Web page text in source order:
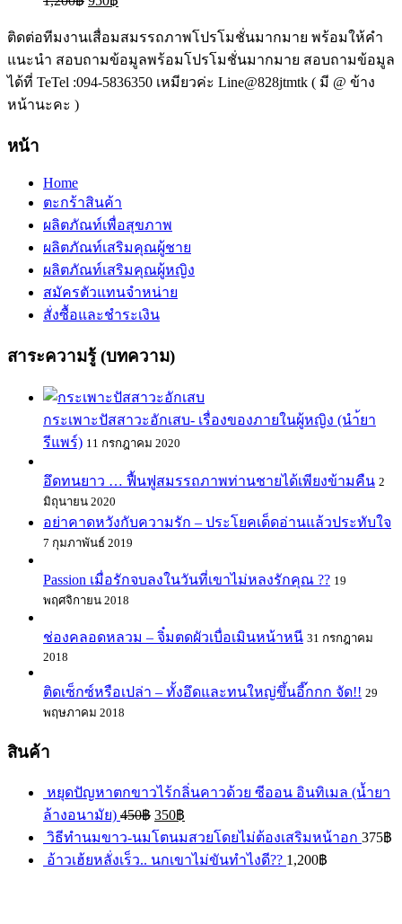
ติดต่อทีมงานเสื่อมสมรรถภาพโปรโมชั่นมากมาย พร้อมให้คำ
แนะนำ สอบถามข้อมูลพร้อมโปรโมชั่นมากมาย สอบถามข้อมูล
ได้ที่ TeTel :094-5836350 เหมียวค่ะ Line@828jtmtk ( มี @ ข้าง
หน้านะคะ )
หน้า
Home
ตะกร้าสินค้า
ผลิตภัณท์เพื่อสุขภาพ
ผลิตภัณท์เสริมคุณผู้ชาย
ผลิตภัณท์เสริมคุณผู้หญิง
สมัครตัวแทนจำหน่าย
สั่งซื้อและชำระเงิน
สาระความรู้ (บทความ)
กระเพาะปัสสาวะอักเสบ- เรื่องของภายในผู้หญิง (นำ้ยา
รีแพร์) 11 กรกฎาคม 2020
อึดทนยาว … ฟื้นฟูสมรรถภาพท่านชายได้เพียงข้ามคืน 2
มิถุนายน 2020
อย่าคาดหวังกับความรัก – ประโยคเด็ดอ่านแล้วประทับใจ
7 กุมภาพันธ์ 2019
Passion เมื่อรักจบลงในวันที่เขาไม่หลงรักคุณ ?? 19
พฤศจิกายน 2018
ช่องคลอดหลวม – จิ๋มตดผัวเบื่อเมินหน้าหนี 31 กรกฎาคม
2018
ติดเซ็กซ์หรือเปล่า – ทั้งอึดและทนใหญ่ขึ้นอี๊กกก จัด!! 29
พฤษภาคม 2018
สินค้า
หยุดปัญหาตกขาวไร้กลิ่นคาวด้วย ซีออน อินทิเมล (น้ำยา
ล้างอนามัย) 450฿ 350฿
วิธีทำนมขาว-นมโตนมสวยโดยไม่ต้องเสริมหน้าอก 375฿
อ้าวเฮ้ยหลั่งเร็ว.. นกเขาไม่ขันทำไงดี?? 1,200฿